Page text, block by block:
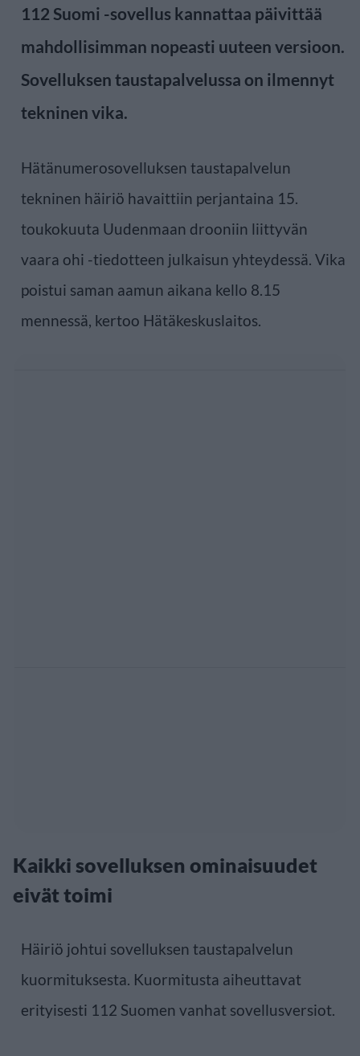
112 Suomi -sovellus kannattaa päivittää
mahdollisimman nopeasti uuteen versioon.
Sovelluksen taustapalvelussa on ilmennyt
tekninen vika.
Hätänumerosovelluksen taustapalvelun
tekninen häiriö havaittiin perjantaina 15.
toukokuuta Uudenmaan drooniin liittyvän
vaara ohi -tiedotteen julkaisun yhteydessä. Vika
poistui saman aamun aikana kello 8.15
mennessä, kertoo Hätäkeskuslaitos.
Kaikki sovelluksen ominaisuudet
eivät toimi
Häiriö johtui sovelluksen taustapalvelun
kuormituksesta. Kuormitusta aiheuttavat
erityisesti 112 Suomen vanhat sovellusversiot.